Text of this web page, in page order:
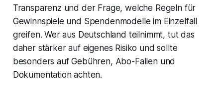
Transparenz und der Frage, welche Regeln für
Gewinnspiele und Spendenmodelle im Einzelfall
greifen. Wer aus Deutschland teilnimmt, tut das
daher stärker auf eigenes Risiko und sollte
besonders auf Gebühren, Abo-Fallen und
Dokumentation achten.